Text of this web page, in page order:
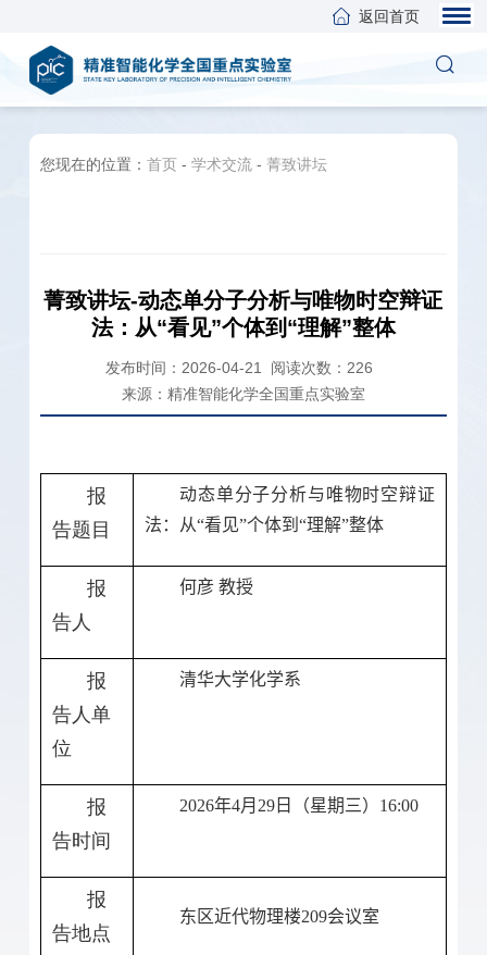
返回首页
您现在的位置： 首页- 学术交流- 菁致讲坛
菁致讲坛-动态单分子分析与唯物时空辩证
法：从“看见”个体到“理解”整体
发布时间：2026-04-21 阅读次数： 226
来源：精准智能化学全国重点实验室
报
告题目
动态单分子分析与唯物时空辩证
法：从“看见”个体到“理解”整体
报
告人
何彦 教授
报
告人单
位
清华大学化学系
报
告时间
2026年4月 29日（星期三） 16:00
报
告地点
东区近代物理楼209会议室